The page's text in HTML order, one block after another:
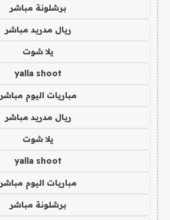
برشلونة مباشر
ريال مدريد مباشر
يلا شوت
yalla shoot
مباريات اليوم مباشر
ريال مدريد مباشر
يلا شوت
yalla shoot
مباريات اليوم مباشر
برشلونة مباشر